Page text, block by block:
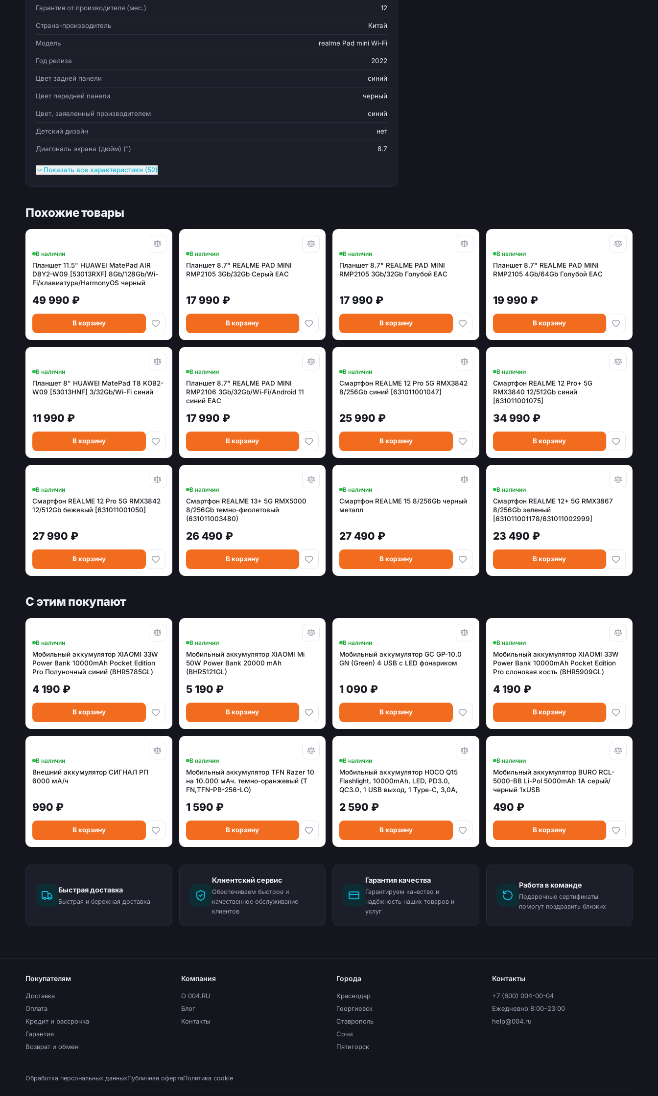
Гарантия от производителя (мес.) 12
Страна-производитель Китай
Модель realme Pad mini Wi-Fi
Год релиза 2022
Цвет задней панели синий
Цвет передней панели черный
Цвет, заявленный производителем синий
Детский дизайн нет
Диагональ экрана (дюйм) (") 8.7
Показать все характеристики (52)
Похожие товары
В наличии
Планшет 11.5" HUAWEI MatePad AIR
DBY2-W09 [53013RXF] 8Gb/128Gb/Wi-
Fi/клавиатура/HarmonyOS черный
49 990 ₽
В корзину
В наличии
Планшет 8.7" REALME PAD MINI
RMP2105 3Gb/32Gb Серый EAC
17 990 ₽
В корзину
В наличии
Планшет 8.7" REALME PAD MINI
RMP2105 3Gb/32Gb Голубой EAC
17 990 ₽
В корзину
В наличии
Планшет 8.7" REALME PAD MINI
RMP2105 4Gb/64Gb Голубой EAC
19 990 ₽
В корзину
В наличии
Планшет 8" HUAWEI MatePad T8 KOB2-
W09 [53013HNF] 3/32Gb/Wi-Fi синий
11 990 ₽
В корзину
В наличии
Планшет 8.7" REALME PAD MINI
RMP2106 3Gb/32Gb/Wi-Fi/Android 11
синий EAC
17 990 ₽
В корзину
В наличии
Смартфон REALME 12 Pro 5G RMX3842
8/256Gb синий [631011001047]
25 990 ₽
В корзину
В наличии
Смартфон REALME 12 Pro+ 5G
RMX3840 12/512Gb синий
[631011001075]
34 990 ₽
В корзину
В наличии
Смартфон REALME 12 Pro 5G RMX3842
12/512Gb бежевый [631011001050]
27 990 ₽
В корзину
В наличии
Смартфон REALME 13+ 5G RMX5000
8/256Gb темно-фиолетовый
(631011003480)
26 490 ₽
В корзину
В наличии
Смартфон REALME 15 8/256Gb черный
металл
27 490 ₽
В корзину
В наличии
Смартфон REALME 12+ 5G RMX3867
8/256Gb зеленый
[631011001178/631011002999]
23 490 ₽
В корзину
С этим покупают
В наличии
Мобильный аккумулятор XIAOMI 33W
Power Bank 10000mAh Pocket Edition
Pro Полуночный синий (BHR5785GL)
4 190 ₽
В корзину
В наличии
Мобильный аккумулятор XIAOMI Mi
50W Power Bank 20000 mAh
(BHR5121GL)
5 190 ₽
В корзину
В наличии
Мобильный аккумулятор GC GP-10.0
GN (Green) 4 USB с LED фонариком
1 090 ₽
В корзину
В наличии
Мобильный аккумулятор XIAOMI 33W
Power Bank 10000mAh Pocket Edition
Pro слоновая кость (BHR5909GL)
4 190 ₽
В корзину
В наличии
Внешний аккумулятор СИГНАЛ РП
6000 мА/ч
990 ₽
В корзину
В наличии
Мобильный аккумулятор TFN Razer 10
на 10.000 мАч. темно-оранжевый (T
FN,TFN-PB-256-LO)
1 590 ₽
В корзину
В наличии
Мобильный аккумулятор HOCO Q15
Flashlight, 10000mAh, LED, PD3.0,
QC3.0, 1 USB выход, 1 Type-C, 3,0А,
2 590 ₽
В корзину
В наличии
Мобильный аккумулятор BURO RCL-
5000-BB Li-Pol 5000mAh 1A серый/
черный 1xUSB
490 ₽
В корзину
Быстрая доставка
Быстрая и бережная доставка
Клиентский сервис
Обеспечиваем быстрое и
качественное обслуживание
клиентов
Гарантия качества
Гарантируем качество и
надёжность наших товаров и
услуг
Работа в команде
Подарочные сертификаты
помогут поздравить близких
Покупателям
Доставка
Оплата
Кредит и рассрочка
Гарантия
Возврат и обмен
Компания
О 004.RU
Блог
Контакты
Города
Краснодар
Георгиевск
Ставрополь
Сочи
Пятигорск
Контакты
+7 (800) 004-00-04
Ежедневно 8:00–23:00
help@004.ru
Обработка персональных данныхПубличная офертаПолитика cookie